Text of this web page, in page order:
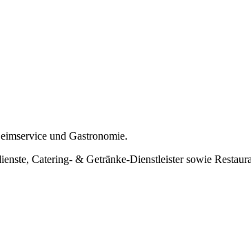
und Gastronomie.
Catering- & Getränke-Dienstleister sowie